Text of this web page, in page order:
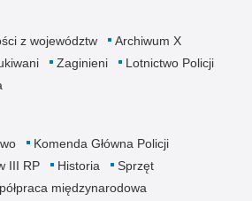
z województw
Archiwum X
Zaginieni
Lotnictwo Policji
Komenda Główna Policji
III RP Historia
Sprzęt
międzynarodowa